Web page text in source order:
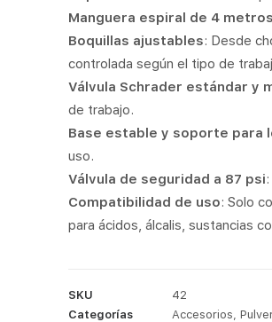
Manguera espiral de 4 metros
Boquillas ajustables: Desde
controlada según el tipo de
Válvula Schrader estándar y
de trabajo.
Base estable y soporte para
uso.
Válvula de seguridad a 87 psi
Compatibilidad de uso: Solo
para ácidos, álcalis, sustancias
SKU
42
Categorías
Accesorios,